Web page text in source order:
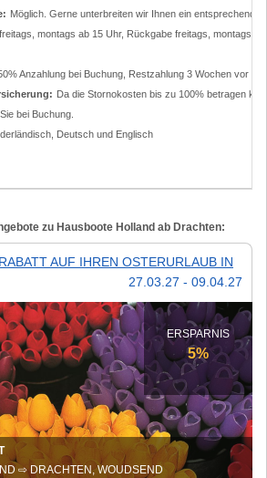
Möglich. Gerne unterbreiten wir Ihnen ein
freitags, montags ab 15 Uhr, Rückgabe freitags, montags
Anzahlung bei Buchung, Restzahlung 3 Wochen vor
Da die Stornokosten bis zu 100% betragen
bei Buchung.
Deutsch und Englisch
zu Hausboote Holland ab Drachten:
AUF IHREN OSTERURLAUB IN
27.03.27 - 09.04.27
ERSPARNIS
5%
⇨ DRACHTEN, WOUDSEND